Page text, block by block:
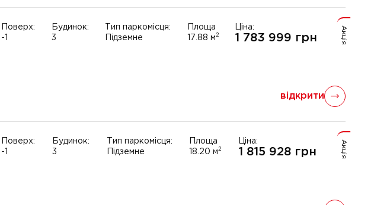
Акція
Поверх:
-1
Будинок:
3
Тип паркомісця:
Підземне
Площа
17.88 м 2
Ціна:
1 783 999 грн
відкрити
Акція
Поверх:
-1
Будинок:
3
Тип паркомісця:
Підземне
Площа
18.20 м2
Ціна:
1 815 928 грн